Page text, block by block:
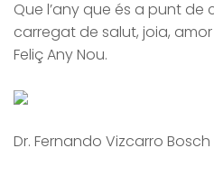
Que l’any que és a punt de
carregat de salut, joia,
Feliç Any Nou.
Dr. Fernando Vizcarro Bosch